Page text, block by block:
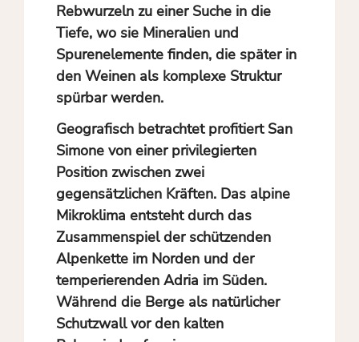
Rebwurzeln zu einer Suche in die
Tiefe, wo sie Mineralien und
Spurenelemente finden, die später in
den Weinen als komplexe Struktur
spürbar werden.
Geografisch betrachtet profitiert San
Simone von einer privilegierten
Position zwischen zwei
gegensätzlichen Kräften. Das alpine
Mikroklima entsteht durch das
Zusammenspiel der schützenden
Alpenkette im Norden und der
temperierenden Adria im Süden.
Während die Berge als natürlicher
Schutzwall vor den kalten